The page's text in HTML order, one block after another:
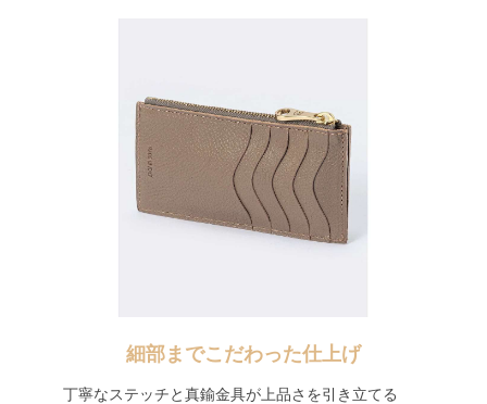
細部までこだわった仕上げ
丁寧なステッチと真鍮金具が上品さを引き立てる